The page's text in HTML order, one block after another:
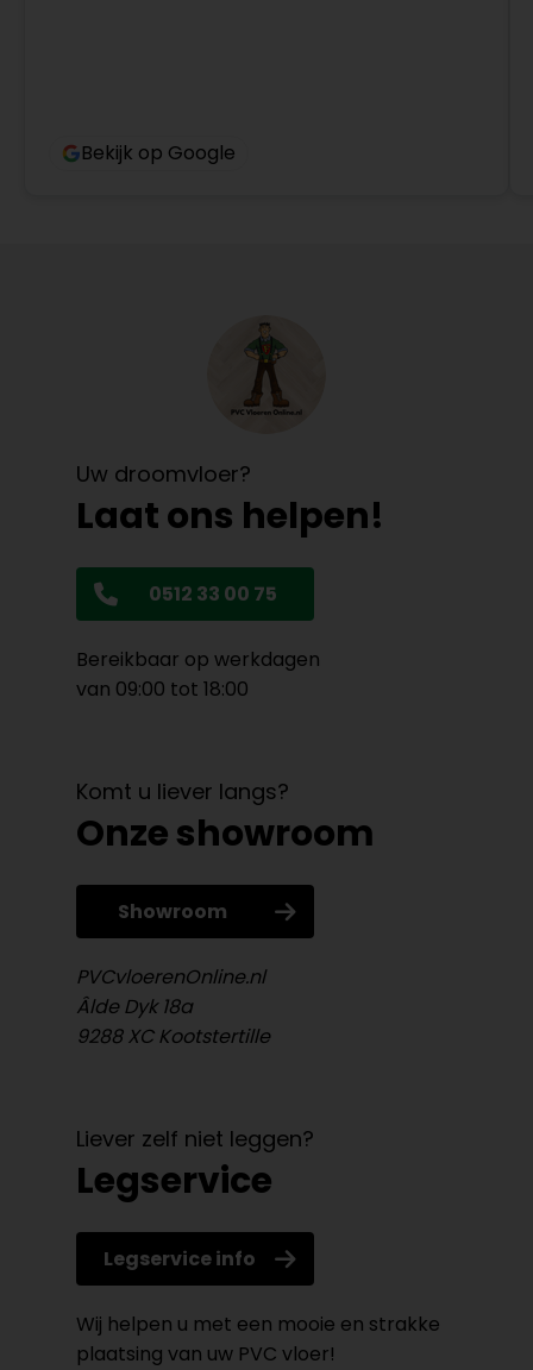
Bekijk op Google
Uw droomvloer?
Laat ons helpen!
0512 33 00 75
Bereikbaar op werkdagen
van 09:00 tot 18:00
Komt u liever langs?
Onze showroom
Showroom
PVCvloerenOnline.nl
Âlde Dyk 18a
9288 XC Kootstertille
Liever zelf niet leggen?
Legservice
Legservice info
Wij helpen u met een mooie en strakke
plaatsing van uw PVC vloer!